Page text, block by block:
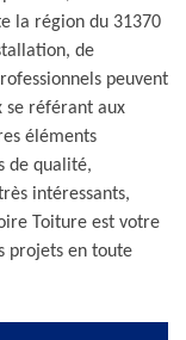
la région du 31370
de
peuvent
se référant aux
éléments
de qualité,
intéressants,
Toiture est votre
projets en toute